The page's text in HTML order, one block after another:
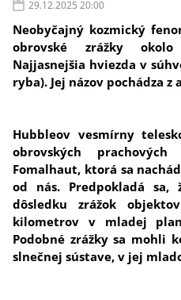
29.12.2025 20:00
Neobyčajný kozmický
obrovské zrážky
Najjasnejšia hviezda v
ryba). Jej názov pochádza z
Hubbleov vesmírny
obrovských
Fomalhaut, ktorá sa
od nás. Predpokladá
dôsledku zrážok
kilometrov v mladej
Podobné zrážky sa mohli
slnečnej sústave, v jej